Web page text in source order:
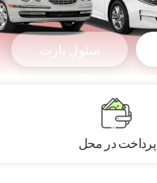
سئول پارت
پرداخت در محل